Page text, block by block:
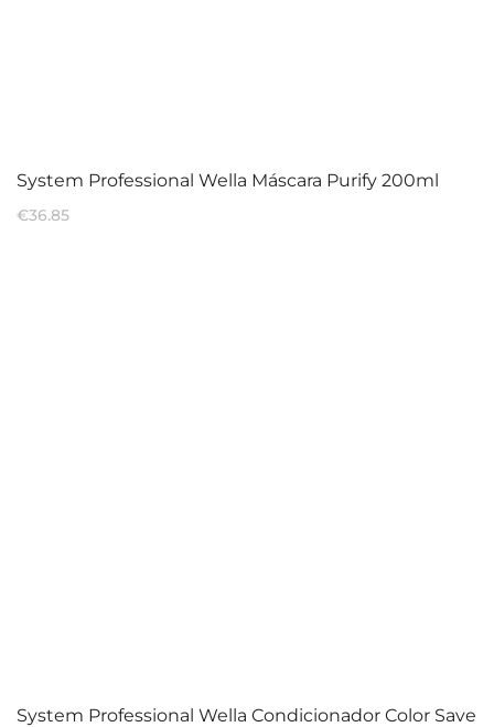
System Professional Wella Máscara Purify 200ml
€36.85
System Professional Wella Condicionador Color Save